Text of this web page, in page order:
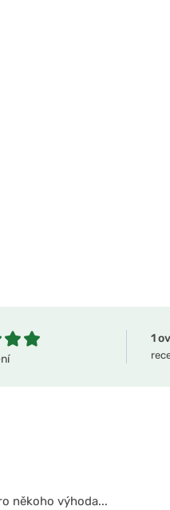
1
někoho výhoda...